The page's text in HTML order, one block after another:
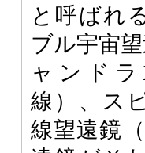
と呼ばれ
ブル宇宙
ャンド
線）、ス
線望遠鏡